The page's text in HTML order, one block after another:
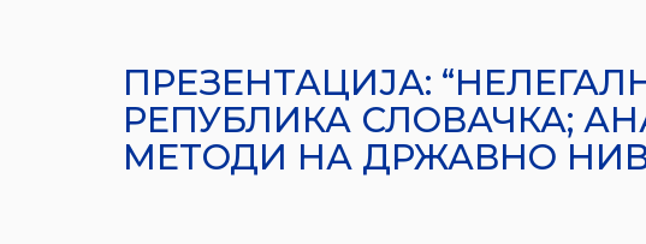
ПРЕЗЕНТАЦИЈА:
РЕПУБЛИКА СЛОВАЧКА;
МЕТОДИ НА ДРЖАВНО